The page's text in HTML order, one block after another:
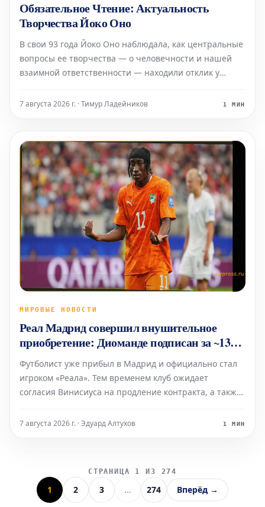
Обязательное Чтение: Актуальность
Творчества Йоко Оно
В свои 93 года Йоко Оно наблюдала, как центральные
вопросы ее творчества — о человечности и нашей
взаимной ответственности — находили отклик у
Times Марк Свед в своем недавнем репортаже о
7 августа 2026 г. · Тимур Ладейников 1 МИН
МИРОВЫЕ НОВОСТИ
Реал Мадрид совершил внушительное
приобретение: Диоманде подписан за ~130
миллионов евро до 2033 года
Футболист уже прибыл в Мадрид и официально стал
игроком «Реала». Тем временем клуб ожидает
согласия Винисиуса на продление контракта, а также
7 августа 2026 г. · Эдуард Алтухов 1 МИН
СТРАНИЦА 1 ИЗ 274
1 2 3 ... 274 Вперёд →